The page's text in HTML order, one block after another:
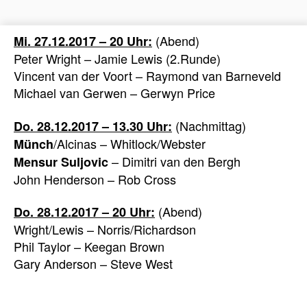
Mi. 27.12.2017 – 20 Uhr: (Abend)
Peter Wright – Jamie Lewis (2.Runde)
Vincent van der Voort – Raymond van Barneveld
Michael van Gerwen – Gerwyn Price
Do. 28.12.2017 – 13.30 Uhr: (Nachmittag)
Münch/Alcinas – Whitlock/Webster
Mensur Suljovic– Dimitri van den Bergh
John Henderson – Rob Cross
Do. 28.12.2017 – 20 Uhr: (Abend)
Wright/Lewis – Norris/Richardson
Phil Taylor – Keegan Brown
Gary Anderson – Steve West